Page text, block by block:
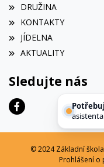
DRUŽINA
KONTAKTY
JÍDELNA
AKTUALITY
Sledujte nás
© 2024 Základní
Prohlášení o
asistenta